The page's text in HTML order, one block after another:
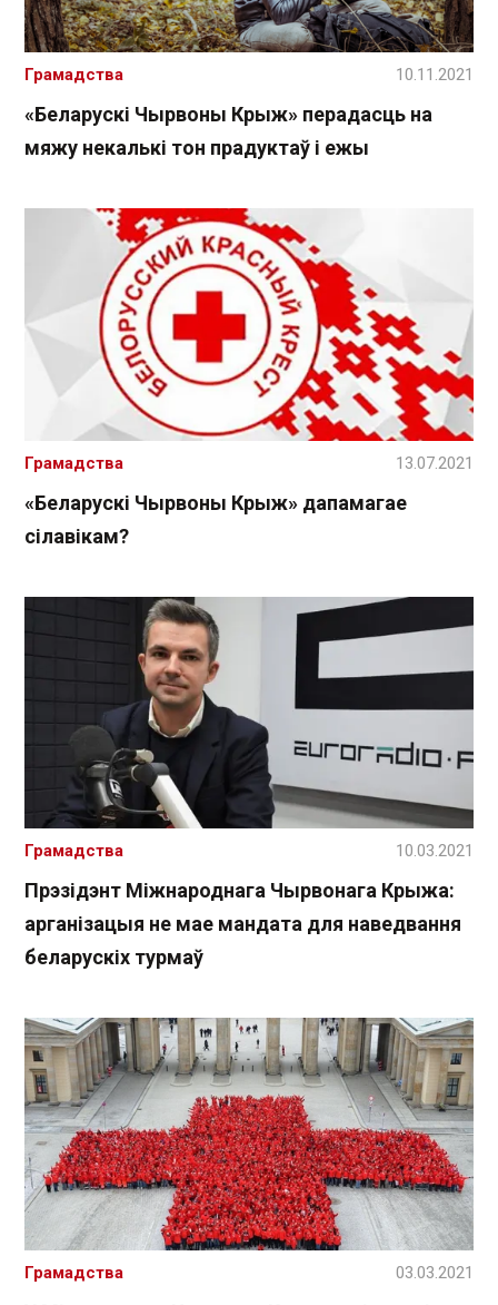
«Беларускі Чырвоны Крыж» перадасць на
мяжу некалькі тон прадуктаў і ежы
Грамадства 10.11.2021
«Беларускі Чырвоны Крыж» дапамагае
сілавікам?
Грамадства 13.07.2021
Прэзідэнт Міжнароднага Чырвонага Крыжа:
арганізацыя не мае мандата для наведвання
беларускіх турмаў
Грамадства 10.03.2021
Грамадства 03.03.2021